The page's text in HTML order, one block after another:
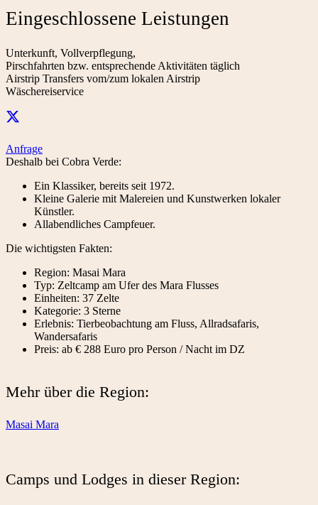
Eingeschlossene Leistungen
Unterkunft, Vollverpflegung,
Pirschfahrten bzw. entsprechende Aktivitäten täglich
Airstrip Transfers vom/zum lokalen Airstrip
Wäschereiservice
Anfrage
Deshalb bei Cobra Verde:
Ein Klassiker, bereits seit 1972.
Kleine Galerie mit Malereien und Kunstwerken lokaler
Künstler.
Allabendliches Campfeuer.
Die wichtigsten Fakten:
Region: Masai Mara
Typ: Zeltcamp am Ufer des Mara Flusses
Einheiten: 37 Zelte
Kategorie: 3 Sterne
Erlebnis: Tierbeobachtung am Fluss, Allradsafaris,
Wandersafaris
Preis: ab € 288 Euro pro Person / Nacht im DZ
Mehr über die Region:
Masai Mara
Camps und Lodges in dieser Region: